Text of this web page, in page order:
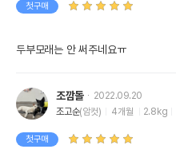
첫구매
두부모래는 안 써주네요ㅠ
조깜돌
2022.09.20
조고순(암컷) 4개월 2.8kg
첫구매